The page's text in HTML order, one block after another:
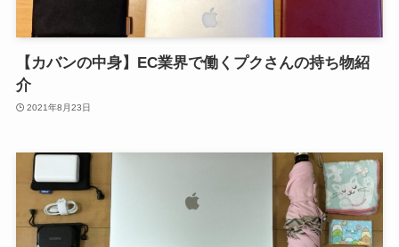
【カバンの中身】EC業界で働くプクさんの持ち物紹
介
2021年8月23日